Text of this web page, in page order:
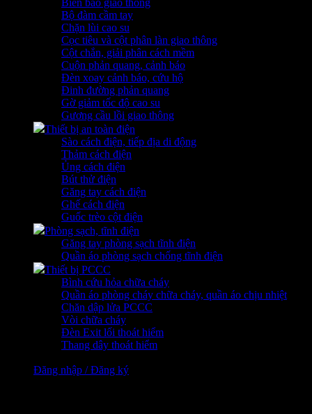
Bộ đàm cầm tay
Chặn lùi cao su
Cọc tiêu và cột phân làn giao thông
Cột chắn, giải phân cách mềm
Cuộn phản quang, cảnh báo
Đèn xoay cảnh báo, cứu hộ
Đinh đường phản quang
Gờ giảm tốc độ cao su
Gương cầu lồi giao thông
Thiết bị an toàn điện
Sào cách điện, tiếp địa di động
Thảm cách điện
Ủng cách điện
Bút thử điện
Găng tay cách điện
Ghế cách điện
Guốc trèo cột điện
Phòng sạch, tĩnh điện
Găng tay phòng sạch tĩnh điện
Quần áo phòng sạch chống tĩnh điện
Thiết bị PCCC
Bình cứu hỏa chữa cháy
Quần áo phòng cháy chữa cháy, quần áo chịu nhiệt
Chăn dập lửa PCCC
Vòi chữa cháy
Đèn Exit lối thoát hiểm
Thang dây thoát hiểm
Đăng nhập / Đăng ký